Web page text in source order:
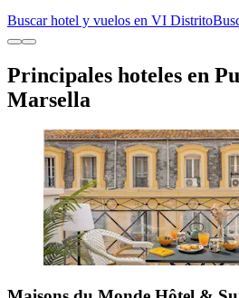
Buscar hotel y vuelos en VI Distrito
Principales hoteles en
Marsella